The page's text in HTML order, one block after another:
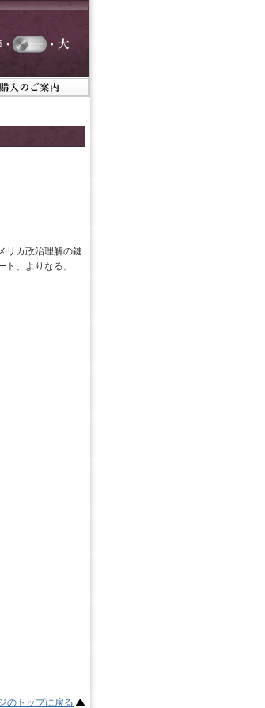
リカ政治理解の鍵
、よりなる。
のトップに戻る